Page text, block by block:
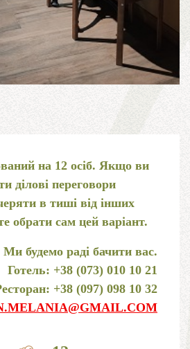
на 12 осіб. Якщо ви
ділові переговори
в тиші від інших
обрати сам цей варіант.
Ми будемо раді бачити вас.
Готель: +38 (073) 010 10 21
+38 (097) 098 10 32